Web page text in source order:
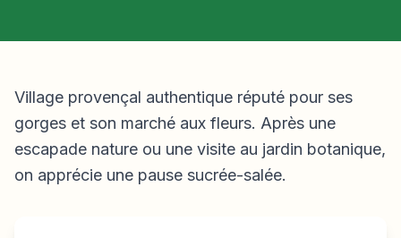
Village provençal authentique réputé pour ses
gorges et son marché aux fleurs. Après une
escapade nature ou une visite au jardin botanique,
on apprécie une pause sucrée-salée.